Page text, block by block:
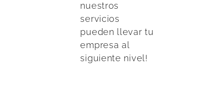
nuestros
servicios
pueden llevar tu
empresa al
siguiente nivel!